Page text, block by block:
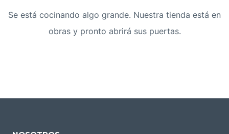
Se está cocinando algo grande. Nuestra tienda está en
obras y pronto abrirá sus puertas.